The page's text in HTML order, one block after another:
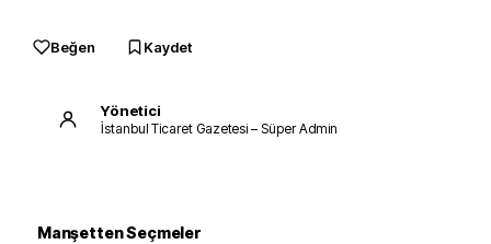
Beğen Kaydet
Yönetici
İstanbul Ticaret Gazetesi – Süper Admin
Manşetten Seçmeler